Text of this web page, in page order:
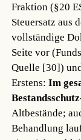
Fraktion (§20
Steuersatz aus
vollständige
Seite vor
Quelle [30])
Erstens:Im
Altbestände;
Behandlung